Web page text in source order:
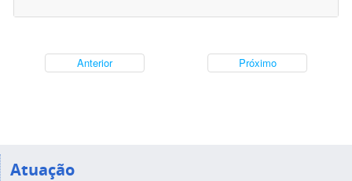
Anterior Próximo
Atuação